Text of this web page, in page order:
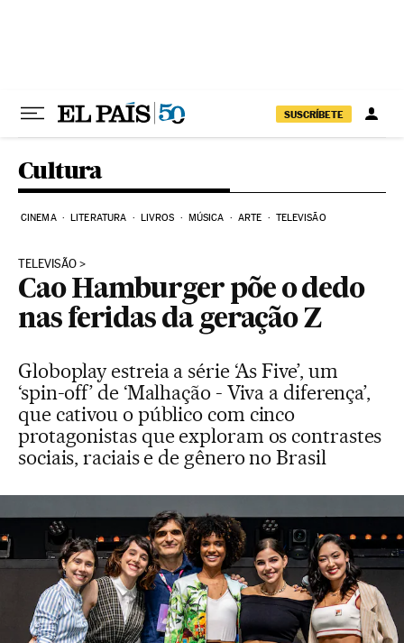
SUSCRÍBETE
Cultura
CINEMA LITERATURA LIVROS MÚSICA ARTE TELEVISÃO
TELEVISÃO
Cao Hamburger põe o dedo
nas feridas da geração Z
Globoplay estreia a série ‘As Five’, um
‘spin-off’ de ‘Malhação - Viva a diferença’,
que cativou o público com cinco
protagonistas que exploram os contrastes
sociais, raciais e de gênero no Brasil